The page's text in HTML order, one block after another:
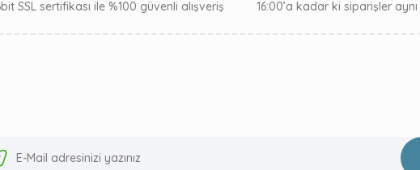
SSL sertifikası ile %100 güvenli alışveriş 16:00’a kadar ki siparişler